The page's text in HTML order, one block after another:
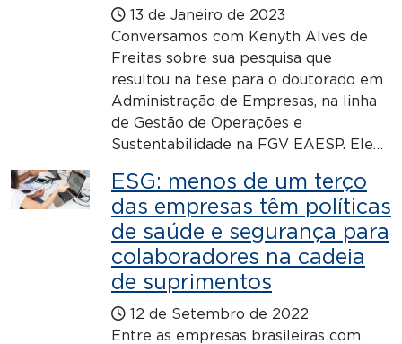
13 de Janeiro de 2023
Conversamos com Kenyth Alves de
Freitas sobre sua pesquisa que
resultou na tese para o doutorado em
Administração de Empresas, na linha
de Gestão de Operações e
Sustentabilidade na FGV EAESP. Ele…
ESG: menos de um terço
das empresas têm políticas
de saúde e segurança para
colaboradores na cadeia
de suprimentos
12 de Setembro de 2022
Entre as empresas brasileiras com